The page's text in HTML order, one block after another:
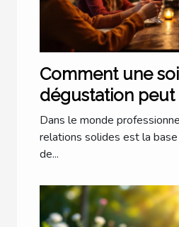
Comment une
dégustation
les liens
Dans le monde
relations solides est la base
de...